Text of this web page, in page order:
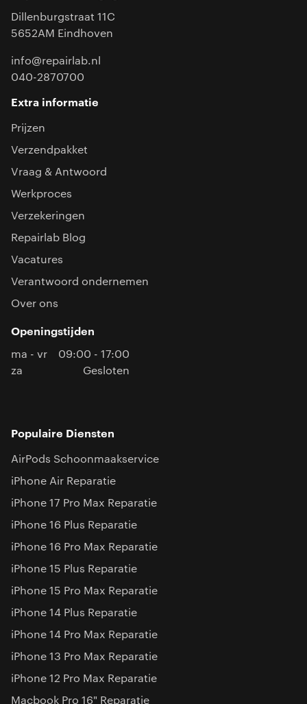
Dillenburgstraat 11C
5652AM Eindhoven
info@repairlab.nl
040-2870700
Extra informatie
Prijzen
Verzendpakket
Vraag & Antwoord
Werkproces
Verzekeringen
Repairlab Blog
Vacatures
Verantwoord ondernemen
Over ons
Openingstijden
ma - vr
09:00 - 17:00
za
Gesloten
Populaire Diensten
AirPods Schoonmaakservice
iPhone Air Reparatie
iPhone 17 Pro Max Reparatie
iPhone 16 Plus Reparatie
iPhone 16 Pro Max Reparatie
iPhone 15 Plus Reparatie
iPhone 15 Pro Max Reparatie
iPhone 14 Plus Reparatie
iPhone 14 Pro Max Reparatie
iPhone 13 Pro Max Reparatie
iPhone 12 Pro Max Reparatie
Macbook Pro 16" Reparatie